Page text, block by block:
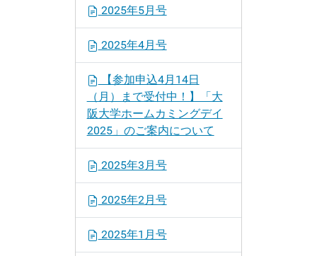
2025年5月号
2025年4月号
【参加申込4月14日
（月）まで受付中！】「大
阪大学ホームカミングデイ
2025」のご案内について
2025年3月号
2025年2月号
2025年1月号